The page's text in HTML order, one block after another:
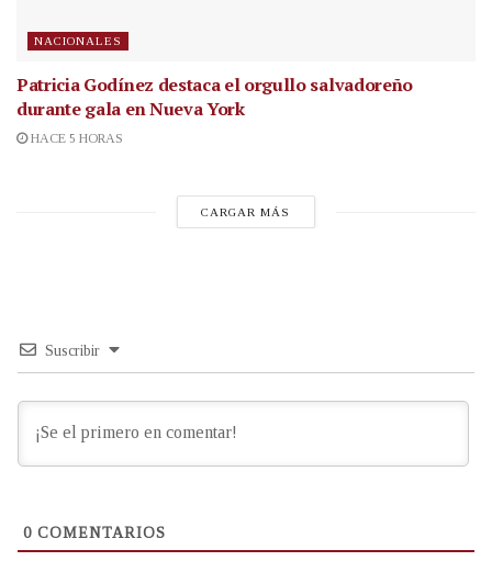
NACIONALES
Patricia Godínez destaca el orgullo salvadoreño
durante gala en Nueva York
HACE 5 HORAS
CARGAR MÁS
Suscribir
0 COMENTARIOS